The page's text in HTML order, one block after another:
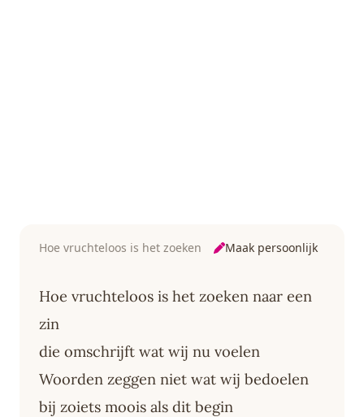
Hoe vruchteloos is het zoeken Maak persoonlijk
Hoe vruchteloos is het zoeken naar een
zin
die omschrijft wat wij nu voelen
Woorden zeggen niet wat wij bedoelen
bij zoiets moois als dit begin